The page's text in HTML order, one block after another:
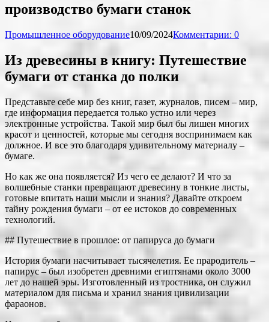
производство бумаги станок
Промышленное оборудование10/09/2024Комментарии: 0
Из древесины в книгу: Путешествие
бумаги от станка до полки
Представьте себе мир без книг, газет, журналов, писем – мир,
где информация передается только устно или через
электронные устройства. Такой мир был бы лишен многих
красот и ценностей, которые мы сегодня воспринимаем как
должное. И все это благодаря удивительному материалу –
бумаге.
Но как же она появляется? Из чего ее делают? И что за
волшебные станки превращают древесину в тонкие листы,
готовые впитать наши мысли и знания? Давайте откроем
тайну рождения бумаги – от ее истоков до современных
технологий.
## Путешествие в прошлое: от папируса до бумаги
История бумаги насчитывает тысячелетия. Ее прародитель –
папирус – был изобретен древними египтянами около 3000
лет до нашей эры. Изготовленный из тростника, он служил
материалом для письма и хранил знания цивилизации
фараонов.